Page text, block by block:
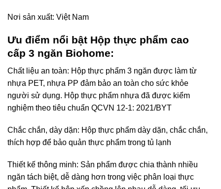
Nơi sản xuất: Việt Nam
Ưu điểm nổi bật Hộp thực phẩm cao
cấp 3 ngăn Biohome:
Chất liệu an toàn: Hộp thực phẩm 3 ngăn được làm từ
nhựa PET, nhựa PP đảm bảo an toàn cho sức khỏe
người sử dụng. Hộp thực phẩm nhựa đã được kiểm
nghiệm theo tiêu chuẩn QCVN 12-1: 2021/BYT
Chắc chắn, dày dặn: Hộp thực phẩm dày dặn, chắc chắn,
thích hợp để bảo quản thực phẩm trong tủ lạnh
Thiết kế thông minh: Sản phẩm được chia thành nhiều
ngăn tách biệt, dễ dàng hơn trong việc phân loại thực